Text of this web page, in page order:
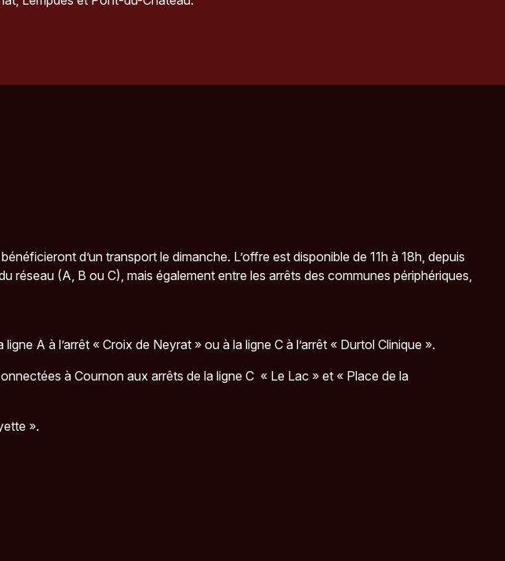
d’un transport le dimanche. L’offre est disponible de 11h à 18h, depuis
réseau (A, B ou C), mais également entre les arrêts des communes périphériques,
A à l’arrêt « Croix de Neyrat » ou à la ligne C à l’arrêt « Durtol Clinique ».
à Cournon aux arrêts de la ligne C « Le Lac » et « Place de la
».